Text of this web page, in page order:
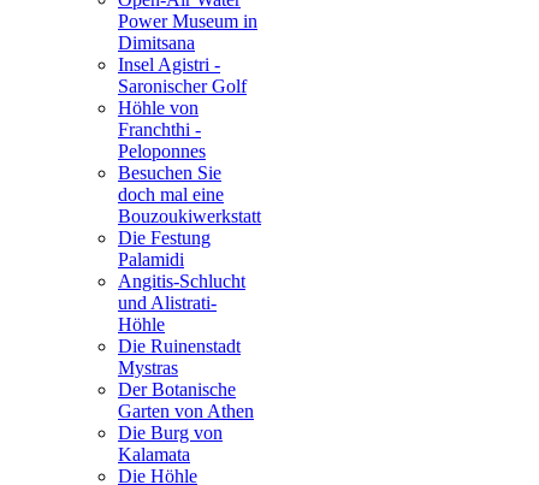
Power Museum in
Dimitsana
Insel Agistri -
Saronischer Golf
Höhle von
Franchthi -
Peloponnes
Besuchen Sie
doch mal eine
Bouzoukiwerkstatt
Die Festung
Palamidi
Angitis-Schlucht
und Alistrati-
Höhle
Die Ruinenstadt
Mystras
Der Botanische
Garten von Athen
Die Burg von
Kalamata
Die Höhle